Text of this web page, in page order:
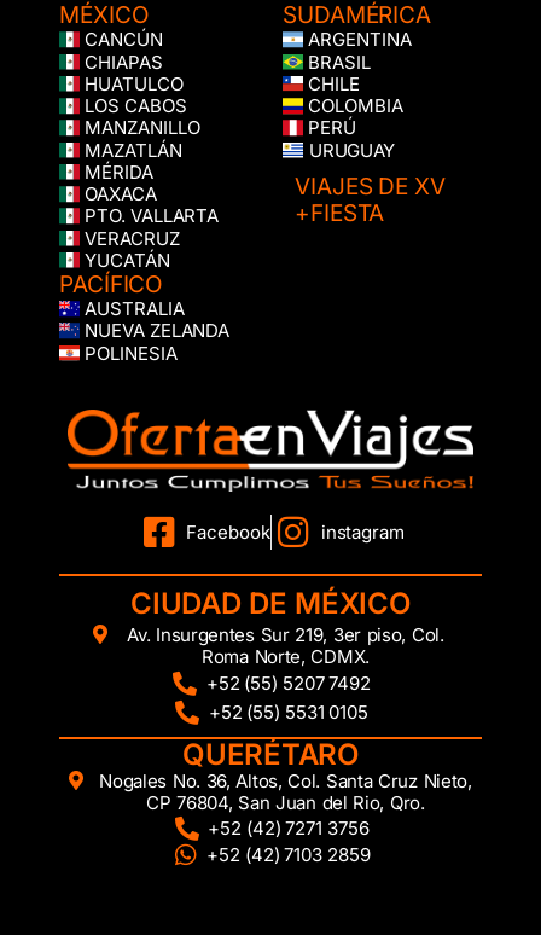
MÉXICO
CANCÚN
CHIAPAS
HUATULCO
LOS CABOS
MANZANILLO
MAZATLÁN
MÉRIDA
OAXACA
PTO. VALLARTA
VERACRUZ
YUCATÁN
PACÍFICO
AUSTRALIA
NUEVA ZELANDA
POLINESIA
SUDAMÉRICA
ARGENTINA
BRASIL
CHILE
COLOMBIA
PERÚ
URUGUAY
VIAJES DE XV
+FIESTA
Facebook instagram
CIUDAD DE MÉXICO
Av. Insurgentes Sur 219, 3er piso, Col.
Roma Norte, CDMX.
+52 (55) 5207 7492
+52 (55) 5531 0105
QUERÉTARO
Nogales No. 36, Altos, Col. Santa Cruz Nieto,
CP 76804, San Juan del Rio, Qro.
+52 (42) 7271 3756
+52 (42) 7103 2859